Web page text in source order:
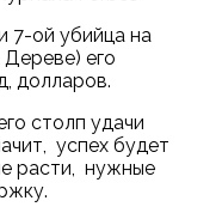
7-ой убийца на
его
долларов.
столп удачи
успех будет
расти, нужные